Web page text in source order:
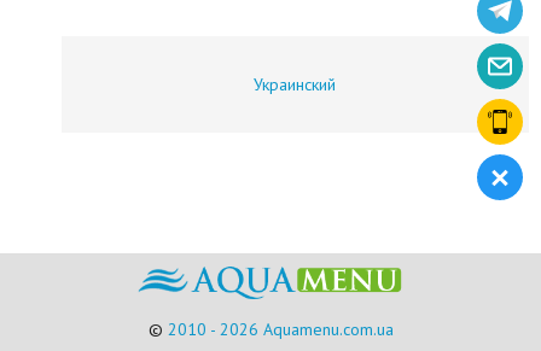
Украинский
© 2010 - 2026 Aquamenu.com.ua